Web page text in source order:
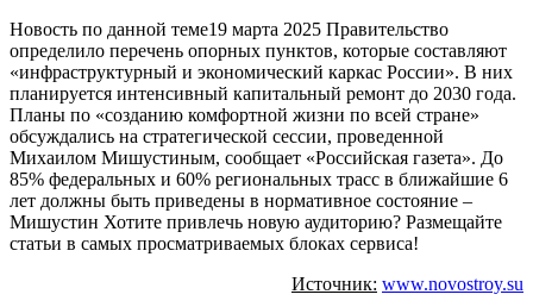
Новость по данной теме19 марта 2025 Правительство
определило перечень опорных пунктов, которые составляют
«инфраструктурный и экономический каркас России». В них
планируется интенсивный капитальный ремонт до 2030 года.
Планы по «созданию комфортной жизни по всей стране»
обсуждались на стратегической сессии, проведенной
Михаилом Мишустиным, сообщает «Российская газета». До
85% федеральных и 60% региональных трасс в ближайшие 6
лет должны быть приведены в нормативное состояние –
Мишустин Хотите привлечь новую аудиторию? Размещайте
статьи в самых просматриваемых блоках сервиса!
Источник: www.novostroy.su